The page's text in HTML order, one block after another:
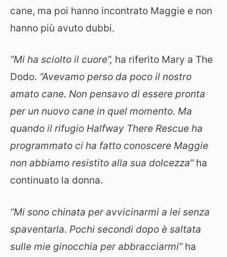
cane, ma poi hanno incontrato Maggie e non
hanno più avuto dubbi.
“Mi ha sciolto il cuore”, ha riferito Mary a The
Dodo. “Avevamo perso da poco il nostro
amato cane. Non pensavo di essere pronta
per un nuovo cane in quel momento. Ma
quando il rifugio Halfway There Rescue ha
programmato ci ha fatto conoscere Maggie
non abbiamo resistito alla sua dolcezza”ha
continuato la donna.
“Mi sono chinata per avvicinarmi a lei senza
spaventarla. Pochi secondi dopo è saltata
sulle mie ginocchia per abbracciarmi”ha